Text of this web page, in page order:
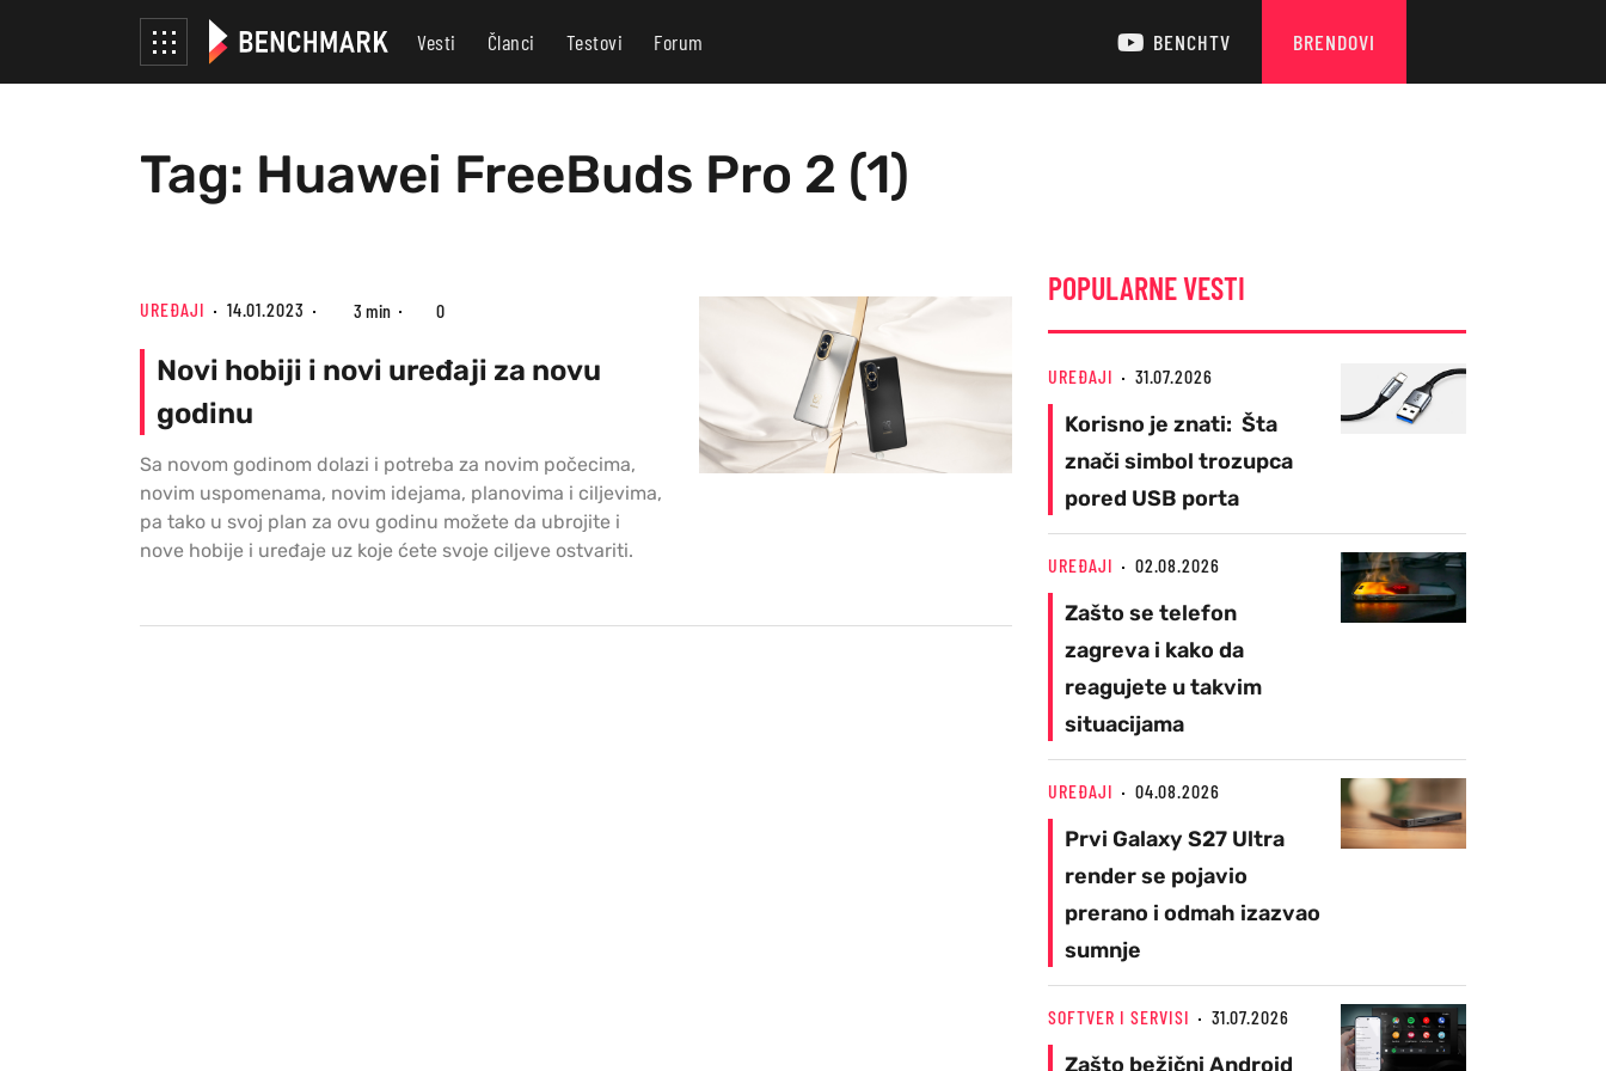
Vesti Članci Testovi Forum BENCHTV BRENDOVI
Tag: Huawei FreeBuds Pro 2 (1)
UREĐAJI 14.01.2023 3 min 0
Novi hobiji i novi uređaji za novu
godinu
Sa novom godinom dolazi i potreba za novim počecima,
novim uspomenama, novim idejama, planovima i ciljevima,
pa tako u svoj plan za ovu godinu možete da ubrojite i
nove hobije i uređaje uz koje ćete svoje ciljeve ostvariti.
POPULARNE VESTI
UREĐAJI 31.07.2026
Korisno je znati: Šta
znači simbol trozupca
pored USB porta
UREĐAJI 02.08.2026
Zašto se telefon
zagreva i kako da
reagujete u takvim
situacijama
UREĐAJI 04.08.2026
Prvi Galaxy S27 Ultra
render se pojavio
prerano i odmah izazvao
sumnje
SOFTVER I SERVISI 31.07.2026
Zašto bežični Android